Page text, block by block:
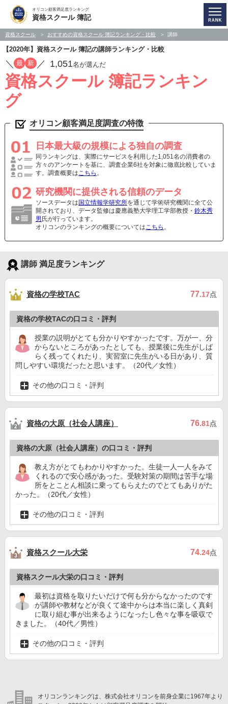
オリコン顧客満足度ランキング
資格スクール 簿記
資格スクール おすすめの資格スクール 簿記ランキング・比較 講師
【2020年】資格スクール 簿記の講師ランキング・比較
／ 最 新 ／ 1,051名が選んだ
資格スクール 簿記ランキン
グ
オリコン顧客満足度調査の特徴
日本最大級の規模による独自の調査
同ランキングは、実際にサービスを利用した1,051名の消費者の
方々のアンケートを基に、調査企業6社を対象に徹底比較していま
す。調査概要はこちら 。
研究機関に提供される信頼のデータ
ソースデータは 国立情報学研究所を通じて学術研究機関に全て公
開されており、データ監修は慶應義塾大学理工学部教授・ 鈴木秀
男 氏が行っています。
オリコンのランキングの概要についてはこちら 。
講師 満足度ランキング
資格の学校TAC 77.17点
資格の学校TACの口コミ・評判
授業の説明がとても分かりやすかったです。万が一、分
からないところがあったとしても、授業後に先生がしば
らく残ってくれたり、実習室に先生がいる日があり、質
問しやすい環境だったと思います。（20代／女性）
その他の口コミ・評判
資格の大原（社会人講座） 76.81点
資格の大原（社会人講座）の口コミ・評判
教え方がとてもわかりやすかった。生徒一人一人をみて
くれるので安心感があった。受験対策の期間は苦手な場
所をとことん相談に乗ってもらえたのでとてもありがた
かった。（20代／女性）
その他の口コミ・評判
資格スクール大栄 74.24点
資格スクール大栄の口コミ・評判
最初は資格を取りたいだけで何も分からなかったのです
が講師や教材などが良くて途中からは本当に楽しく真剣
に取り組む事が出来るようになったし色々な事を吸収で
きました。（40代／男性）
その他の口コミ・評判
オリコンランキングは、株式会社オリコンを前身企業に1967年より